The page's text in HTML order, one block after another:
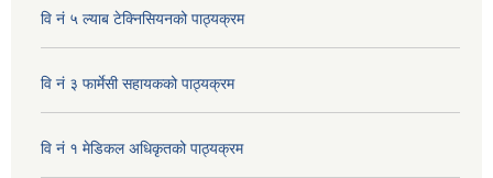
वि नं ५ ल्याब टेक्निसियनको पाठ्यक्रम
वि नं ३ फार्मेसी सहायकको पाठ्यक्रम
वि नं १ मेडिकल अधिकृतको पाठ्यक्रम